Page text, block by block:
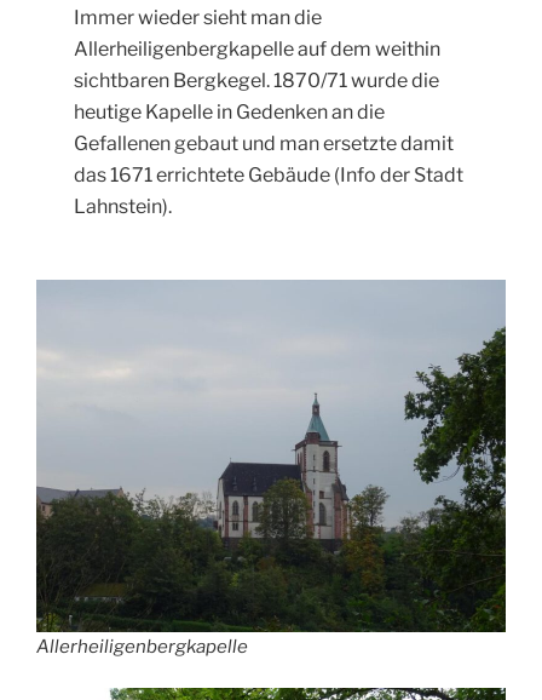
Immer wieder sieht man die
Allerheiligenbergkapelle auf dem weithin
sichtbaren Bergkegel. 1870/71 wurde die
heutige Kapelle in Gedenken an die
Gefallenen gebaut und man ersetzte damit
das 1671 errichtete Gebäude (Info der Stadt
Lahnstein).
Allerheiligenbergkapelle